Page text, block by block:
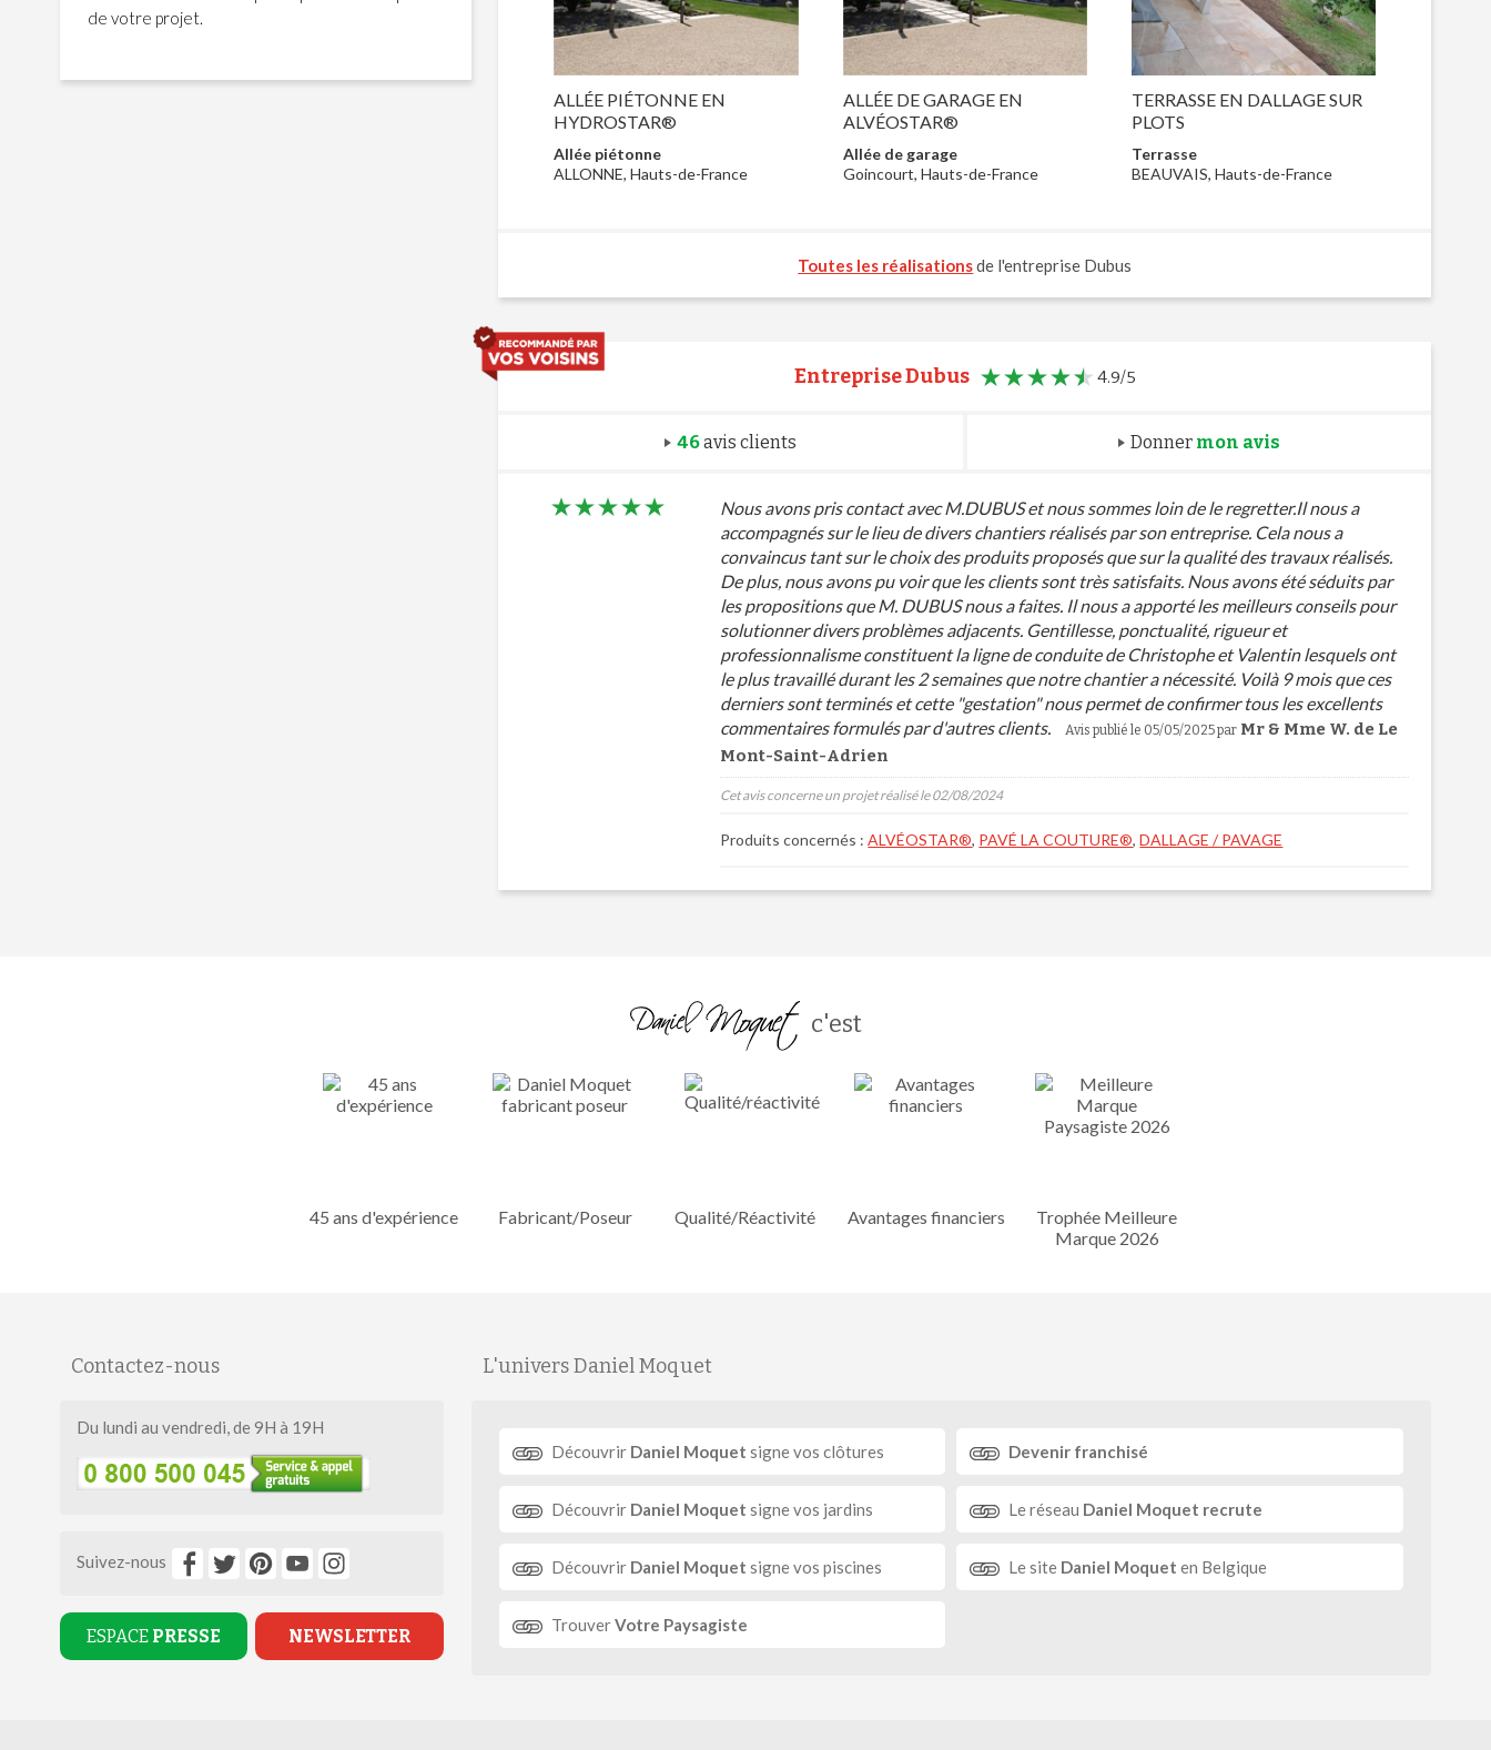
de votre projet.
ALLÉE PIÉTONNE EN
HYDROSTAR®
Allée piétonne
ALLONNE, Hauts-de-France
ALLÉE DE GARAGE EN
ALVÉOSTAR®
Allée de garage
Goincourt, Hauts-de-France
TERRASSE EN DALLAGE SUR
PLOTS
Terrasse
BEAUVAIS, Hauts-de-France
Toutes les réalisationsde l'entreprise Dubus
Entreprise Dubus 4.9/5
46avis clients Donner mon avis
Nous avons pris contact avec M.DUBUS et nous sommes loin de le regretter.Il nous a
accompagnés sur le lieu de divers chantiers réalisés par son entreprise. Cela nous a
convaincus tant sur le choix des produits proposés que sur la qualité des travaux réalisés.
De plus, nous avons pu voir que les clients sont très satisfaits. Nous avons été séduits par
les propositions que M. DUBUS nous a faites. Il nous a apporté les meilleurs conseils pour
solutionner divers problèmes adjacents. Gentillesse, ponctualité, rigueur et
professionnalisme constituent la ligne de conduite de Christophe et Valentin lesquels ont
le plus travaillé durant les 2 semaines que notre chantier a nécessité. Voilà 9 mois que ces
derniers sont terminés et cette "gestation" nous permet de confirmer tous les excellents
commentaires formulés par d'autres clients.
Avis publié le 05/05/2025 par Mr & Mme W. de Le
Mont-Saint-Adrien
Cet avis concerne un projet réalisé le 02/08/2024
Produits concernés :ALVÉOSTAR®, PAVÉ LA COUTURE®,DALLAGE / PAVAGE
c'est
45 ans d'expérience Fabricant/Poseur Qualité/Réactivité Avantages financiers
Trophée Meilleure
Marque 2026
Contactez-nous
Du lundi au vendredi, de 9H à 19H
Suivez-nous
ESPACE PRESSE NEWSLETTER
L'univers Daniel Moquet
Découvrir Daniel Moquet signe vos clôtures Devenir franchisé
Découvrir Daniel Moquet signe vos jardins Le réseau Daniel Moquet recrute
Découvrir Daniel Moquet signe vos piscines Le site Daniel Moquet en Belgique
TrouverVotre Paysagiste